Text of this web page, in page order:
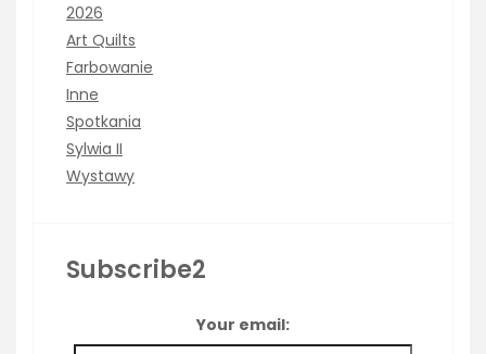
2026
Art Quilts
Farbowanie
Inne
Spotkania
Sylwia II
Wystawy
Subscribe2
Your email: